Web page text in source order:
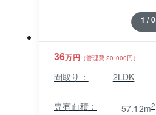
1 / 0
36万円 （管理費20,000円）
間取り： 2LDK
専有面積： 57.12m2